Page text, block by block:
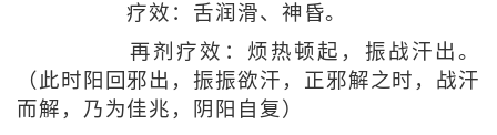
疗效：舌润滑、神昏。
再剂疗效：烦热顿起，振战汗出。
（此时阳回邪出，振振欲汗，正邪解之时，战汗
而解，乃为佳兆，阴阳自复）